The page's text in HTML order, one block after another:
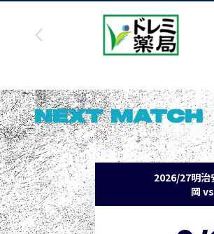
NEXT MATCH
2026/27明治
岡